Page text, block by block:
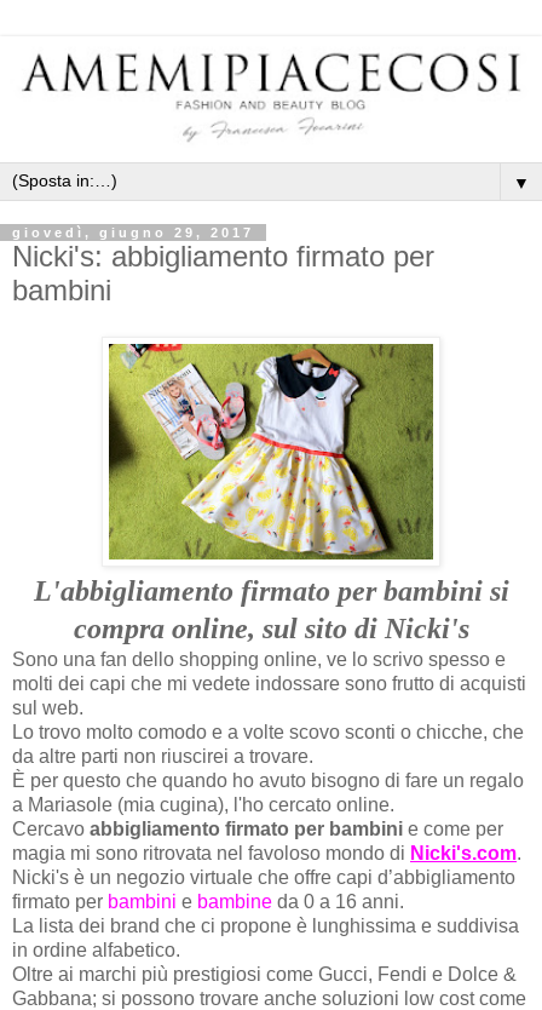
▼
giovedì, giugno 29, 2017
Nicki's: abbigliamento firmato per
bambini
L'abbigliamento firmato per bambini si
compra online, sul sito di Nicki's
Sono una fan dello shopping online, ve lo scrivo spesso e
molti dei capi che mi vedete indossare sono frutto di acquisti
sul web.
Lo trovo molto comodo e a volte scovo sconti o chicche, che
da altre parti non riuscirei a trovare.
È per questo che quando ho avuto bisogno di fare un regalo
a Mariasole (mia cugina), l'ho cercato online.
Cercavo abbigliamento firmato per bambini e come per
magia mi sono ritrovata nel favoloso mondo di Nicki's.com.
Nicki's è un negozio virtuale che offre capi d’abbigliamento
firmato per bambini e bambine da 0 a 16 anni.
La lista dei brand che ci propone è lunghissima e suddivisa
in ordine alfabetico.
Oltre ai marchi più prestigiosi come Gucci, Fendi e Dolce &
Gabbana; si possono trovare anche soluzioni low cost come